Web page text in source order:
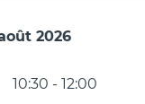
au24 août 2026
2026
10:30 - 12:00